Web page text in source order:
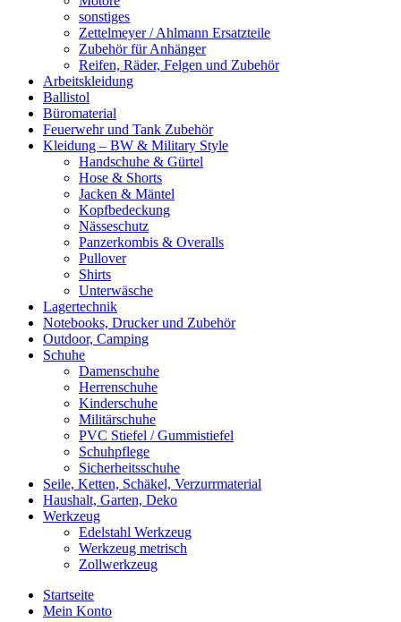
sonstiges
Zettelmeyer / Ahlmann Ersatzteile
Zubehör für Anhänger
Reifen, Räder, Felgen und Zubehör
Arbeitskleidung
Ballistol
Büromaterial
Feuerwehr und Tank Zubehör
Kleidung – BW & Military Style
Handschuhe & Gürtel
Hose & Shorts
Jacken & Mäntel
Kopfbedeckung
Nässeschutz
Panzerkombis & Overalls
Pullover
Shirts
Unterwäsche
Lagertechnik
Notebooks, Drucker und Zubehör
Outdoor, Camping
Schuhe
Damenschuhe
Herrenschuhe
Kinderschuhe
Militärschuhe
PVC Stiefel / Gummistiefel
Schuhpflege
Sicherheitsschuhe
Seile, Ketten, Schäkel, Verzurrmaterial
Haushalt, Garten, Deko
Werkzeug
Edelstahl Werkzeug
Werkzeug metrisch
Zollwerkzeug
Startseite
Mein Konto